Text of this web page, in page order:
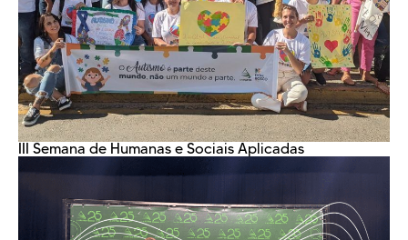
III Semana de Humanas e Sociais Aplicadas